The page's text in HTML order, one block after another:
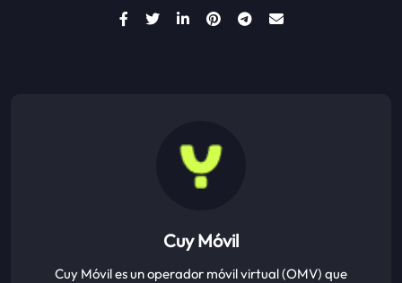
Cuy Móvil
Cuy Móvil es un operador móvil virtual (OMV) que